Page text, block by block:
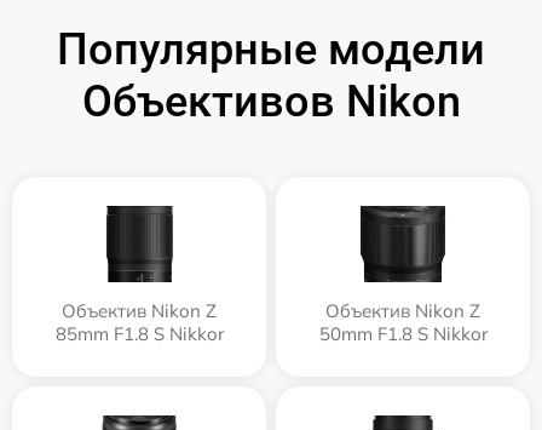
Популярные модели
Объективов Nikon
Объектив Nikon Z
85mm F1.8 S Nikkor
Объектив Nikon Z
50mm F1.8 S Nikkor